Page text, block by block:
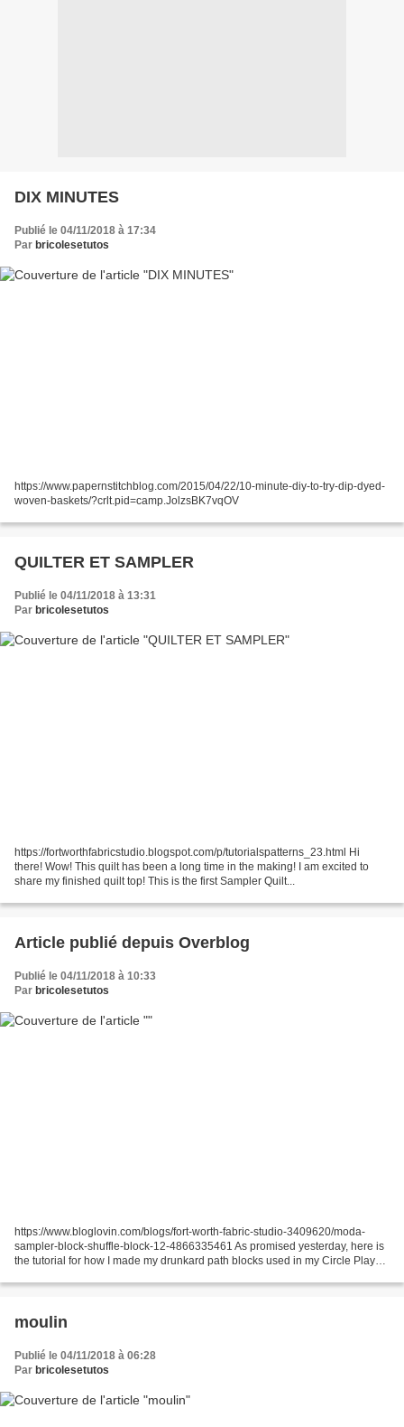
DIX MINUTES
Publié le 04/11/2018 à 17:34
Par bricolesetutos
https://www.papernstitchblog.com/2015/04/22/10-minute-diy-to-try-dip-dyed-
woven-baskets/?crlt.pid=camp.JolzsBK7vqOV
QUILTER ET SAMPLER
Publié le 04/11/2018 à 13:31
Par bricolesetutos
https://fortworthfabricstudio.blogspot.com/p/tutorialspatterns_23.html Hi
there! Wow! This quilt has been a long time in the making! I am excited to
share my finished quilt top! This is the first Sampler Quilt...
Article publié depuis Overblog
Publié le 04/11/2018 à 10:33
Par bricolesetutos
https://www.bloglovin.com/blogs/fort-worth-fabric-studio-3409620/moda-
sampler-block-shuffle-block-12-4866335461 As promised yesterday, here is
the tutorial for how I made my drunkard path blocks used in my Circle Play
moulin
Publié le 04/11/2018 à 06:28
Par bricolesetutos